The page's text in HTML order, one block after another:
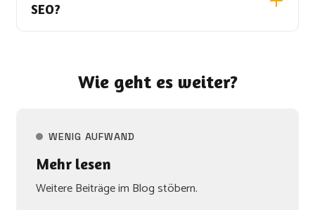
SEO?
Wie geht es weiter?
WENIG AUFWAND
Mehr lesen
Weitere Beiträge im Blog stöbern.